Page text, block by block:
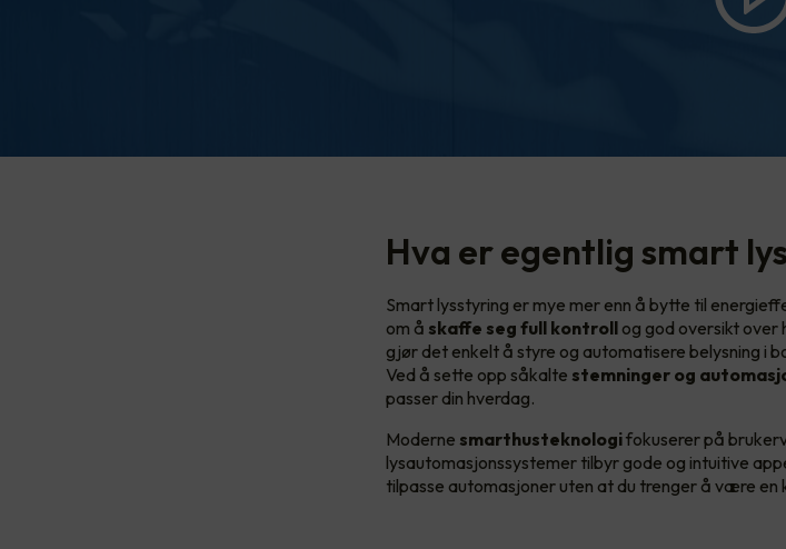
Hva er egentlig smart
Smart lysstyring er mye mer enn å bytte til
om å skaffe seg full kontroll og god oversikt over
gjør det enkelt å styre og automatisere belysning i
Ved å sette opp såkalte stemninger og
passer din hverdag.
Moderne smarthusteknologifokuserer på
lysautomasjonssystemer tilbyr gode og intuitive
tilpasse automasjoner uten at du trenger å være en